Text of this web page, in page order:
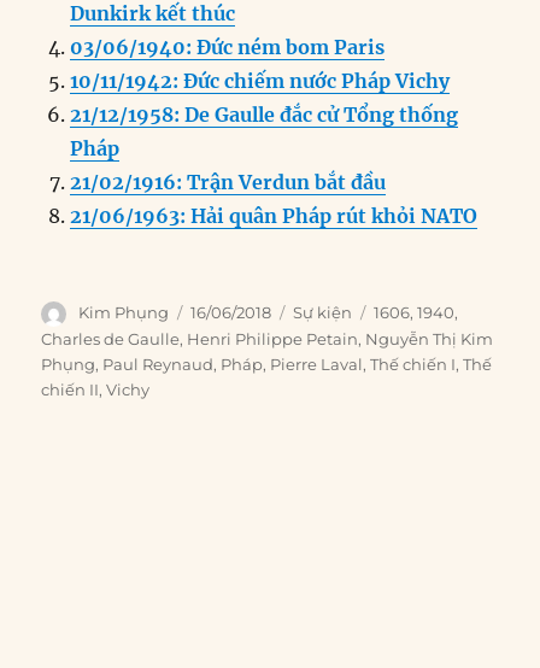
o
k
n
er
Dunkirk kết thúc
03/06/1940: Đức ném bom Paris
10/11/1942: Đức chiếm nước Pháp Vichy
21/12/1958: De Gaulle đắc cử Tổng thống
Pháp
21/02/1916: Trận Verdun bắt đầu
21/06/1963: Hải quân Pháp rút khỏi NATO
Author
Kim Phụng
Posted
on
16/06/2018 Categories
Sự kiện Tags
1606,1940,
Charles de Gaulle, Henri Philippe Petain, Nguyễn Thị Kim
Phụng, Paul Reynaud, Pháp, Pierre Laval,Thế chiến I,Thế
chiến II,Vichy